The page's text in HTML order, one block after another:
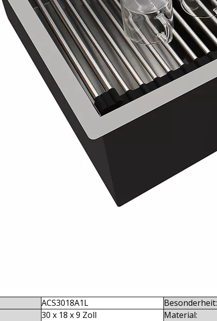
ACS3018A1L Besonderheit:
30 x 18 x 9 Zoll Material: